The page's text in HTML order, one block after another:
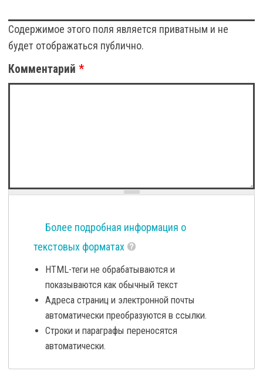
Содержимое этого поля является приватным и не
будет отображаться публично.
Комментарий *
Более подробная информация о
текстовых форматах
HTML-теги не обрабатываются и
показываются как обычный текст
Адреса страниц и электронной почты
автоматически преобразуются в ссылки.
Строки и параграфы переносятся
автоматически.